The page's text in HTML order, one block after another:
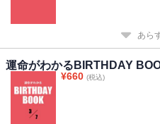
あら
運命がわかるBIRTHDAY
¥660 (税込)